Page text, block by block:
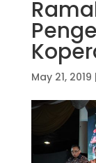
May 21, 2019 |